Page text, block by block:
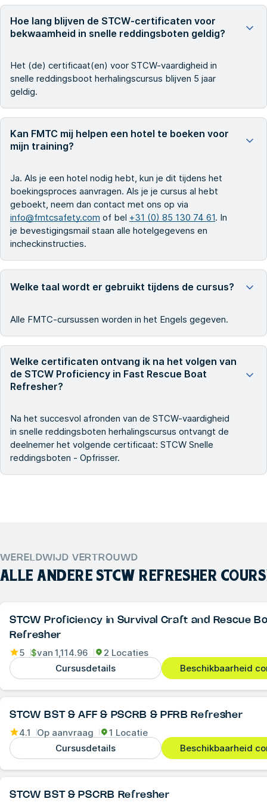
Hoe lang blijven de STCW-certificaten voor
bekwaamheid in snelle reddingsboten geldig?
Het (de) certificaat(en) voor STCW-vaardigheid in
snelle reddingsboot herhalingscursus blijven 5 jaar
geldig.
Kan FMTC mij helpen een hotel te boeken voor
mijn training?
Ja. Als je een hotel nodig hebt, kun je dit tijdens het
boekingsproces aanvragen. Als je je cursus al hebt
geboekt, neem dan contact met ons op via
info@fmtcsafety.com of bel +31 (0) 85 130 74 61. In
je bevestigingsmail staan alle hotelgegevens en
incheckinstructies.
Welke taal wordt er gebruikt tijdens de cursus?
Alle FMTC-cursussen worden in het Engels gegeven.
Welke certificaten ontvang ik na het volgen van
de STCW Proficiency in Fast Rescue Boat
Refresher?
Na het succesvol afronden van de STCW-vaardigheid
in snelle reddingsboten herhalingscursus ontvangt de
deelnemer het volgende certificaat: STCW Snelle
reddingsboten - Opfrisser.
WERELDWIJD VERTROUWD
ALLE ANDERE STCW REFRESHER
STCW Proficiency in Survival Craft and Rescue
Refresher
5 $van 1,114.96
2 Locaties
Cursusdetails
Beschikbaarheid
STCW BST & AFF & PSCRB & PFRB Refresher
4.1 Op aanvraag
1 Locatie
Cursusdetails
Beschikbaarheid
STCW BST & PSCRB Refresher